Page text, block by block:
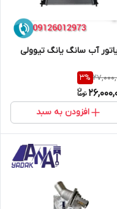
آب سانگ یانگ تیوولی
3%
افزودن به سبد